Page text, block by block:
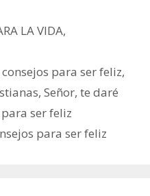
LA VIDA,
consejos para ser feliz,
, Señor, te daré
ser feliz
para ser feliz